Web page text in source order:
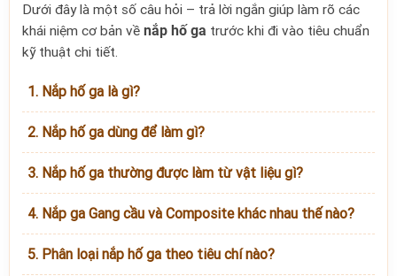
Dưới đây là một số câu hỏi – trả lời ngắn giúp làm rõ các
khái niệm cơ bản về nắp hố ga trước khi đi vào tiêu chuẩn
kỹ thuật chi tiết.
1. Nắp hố ga là gì?
2. Nắp hố ga dùng để làm gì?
3. Nắp hố ga thường được làm từ vật liệu gì?
4. Nắp ga Gang cầu và Composite khác nhau thế nào?
5. Phân loại nắp hố ga theo tiêu chí nào?